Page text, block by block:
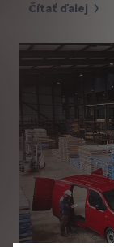
Čítať ďalej